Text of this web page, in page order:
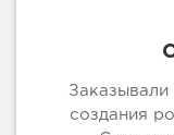
Заказывали
создания